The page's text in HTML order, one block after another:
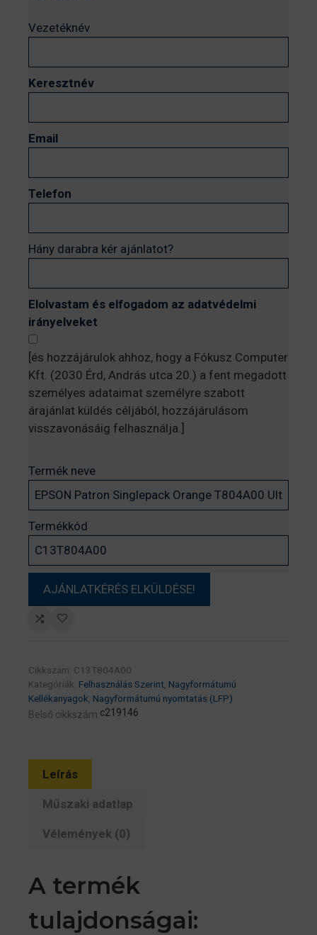
Vezetéknév
Keresztnév
Email
Telefon
Hány darabra kér ajánlatot?
Elolvastam és elfogadom az adatvédelmi
irányelveket
[és hozzájárulok ahhoz, hogy a Fókusz Computer
Kft. (2030 Érd, András utca 20.) a fent megadott
személyes adataimat személyre szabott
árajánlat küldés céljából, hozzájárulásom
visszavonásáig felhasználja.]
Termék neve
Termékkód
Cikkszám: C13T804A00
Kategóriák: Felhasználás Szerint, Nagyformátumú
Kellékanyagok, Nagyformátumú nyomtatás (LFP)
Belső cikkszám:c219146
Leírás
Műszaki adatlap
Vélemények (0)
A termék
tulajdonságai: